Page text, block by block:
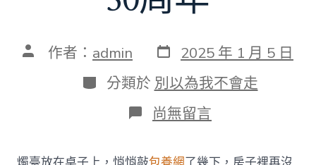
文 作者： admin 發
表
日
期
2025 年 1 月 5 日
分
類
分類於 別以為我不會走
在
〈圖
｜
尚無留言